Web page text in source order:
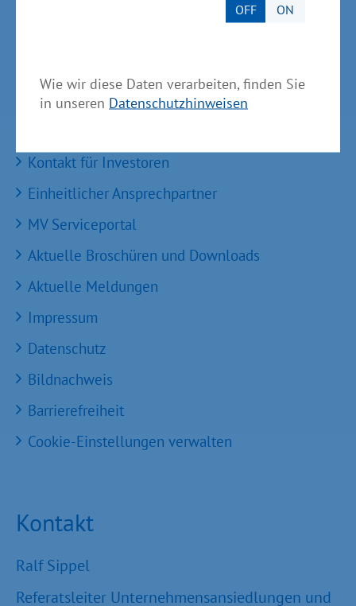
OFF ON
Wie wir diese Daten verarbeiten, finden Sie
in unseren Datenschutzhinweisen
Wirtschaftsnahe Institutionen und Kammern des
Kontakt für Investoren
Einheitlicher Ansprechpartner
MV Serviceportal
Aktuelle Broschüren und Downloads
Aktuelle Meldungen
Impressum
Datenschutz
Bildnachweis
Barrierefreiheit
Cookie-Einstellungen verwalten
Kontakt
Ralf Sippel
Referatsleiter Unternehmensansiedlungen und